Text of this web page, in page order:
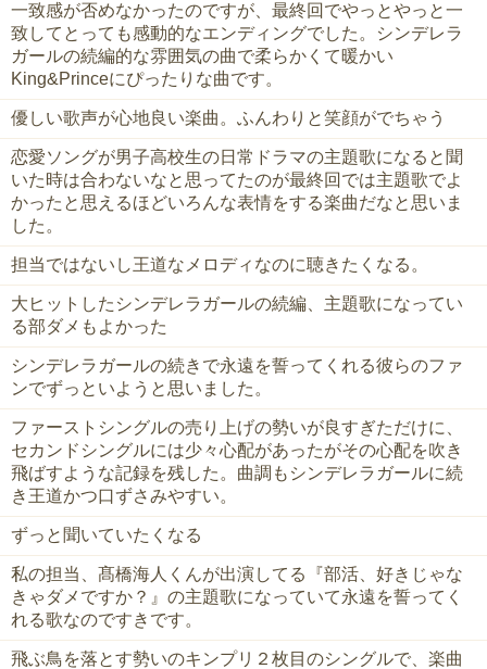
一致感が否めなかったのですが、最終回でやっとやっと一
致してとっても感動的なエンディングでした。シンデレラ
ガールの続編的な雰囲気の曲で柔らかくて暖かい
King&Princeにぴったりな曲です。
優しい歌声が心地良い楽曲。ふんわりと笑顔がでちゃう
恋愛ソングが男子高校生の日常ドラマの主題歌になると聞
いた時は合わないなと思ってたのが最終回では主題歌でよ
かったと思えるほどいろんな表情をする楽曲だなと思いま
した。
担当ではないし王道なメロディなのに聴きたくなる。
大ヒットしたシンデレラガールの続編、主題歌になってい
る部ダメもよかった
シンデレラガールの続きで永遠を誓ってくれる彼らのファ
ンでずっといようと思いました。
ファーストシングルの売り上げの勢いが良すぎただけに、
セカンドシングルには少々心配があったがその心配を吹き
飛ばすような記録を残した。曲調もシンデレラガールに続
き王道かつ口ずさみやすい。
ずっと聞いていたくなる
私の担当、髙橋海人くんが出演してる『部活、好きじゃな
きゃダメですか？』の主題歌になっていて永遠を誓ってく
れる歌なのですきです。
飛ぶ鳥を落とす勢いのキンプリ２枚目のシングルで、楽曲